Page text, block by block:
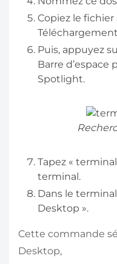
Copiez le
Puis, appuyez
Barre d’espace
Spotlight.
Tapez «
terminal.
Dans le
Desktop ».
Cette commande
Desktop,